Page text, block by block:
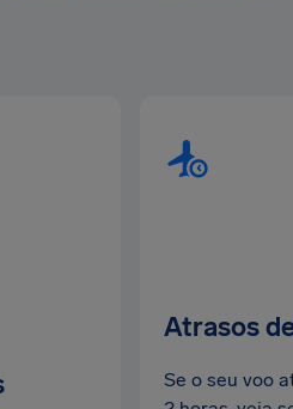
Atrasos
Se o seu voo